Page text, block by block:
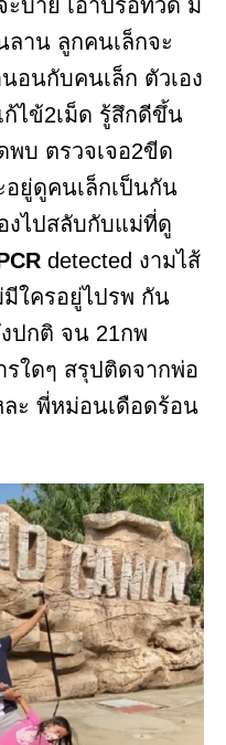
บาย เอาปรอทวัด มี
ลาน ลูกคนเล็กจะ
อนกับคนเล็ก ตัวเอง
ไข้2เม็ด รู้สึกดีขึ้น
พบ ตรวจเจอ2ขีด
อยู่ดูคนเล็กเป็นกัน
งไปสลับกับแม่ที่ดู
detected งามไส้
มีใครอยู่ไปรพ กัน
ปกติ จน 21กพ
ใดๆ สรุปติดจากพ่อ
ะ พี่หม่อนเดือดร้อน